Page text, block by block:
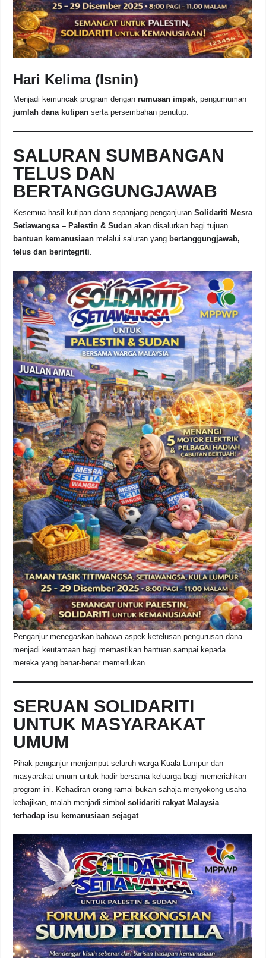
Hari Kelima (Isnin)
Menjadi kemuncak program denganrumusan impak, pengumuman
jumlah dana kutipan serta persembahan penutup.
SALURAN SUMBANGAN
TELUS DAN
BERTANGGUNGJAWAB
Kesemua hasil kutipan dana sepanjang penganjuranSolidariti Mesra
Setiawangsa – Palestin & Sudan akan disalurkan bagi tujuan
bantuan kemanusiaan melalui saluran yang bertanggungjawab,
telus dan berintegriti.
Penganjur menegaskan bahawa aspek ketelusan pengurusan dana
menjadi keutamaan bagi memastikan bantuan sampai kepada
mereka yang benar-benar memerlukan.
SERUAN SOLIDARITI
UNTUK MASYARAKAT
UMUM
Pihak penganjur menjemput seluruh warga Kuala Lumpur dan
masyarakat umum untuk hadir bersama keluarga bagi memeriahkan
program ini. Kehadiran orang ramai bukan sahaja menyokong usaha
kebajikan, malah menjadi simbolsolidariti rakyat Malaysia
terhadap isu kemanusiaan sejagat.